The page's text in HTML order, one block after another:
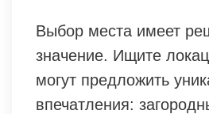
Выбор места имеет
значение. Ищите
могут предложить
впечатления: